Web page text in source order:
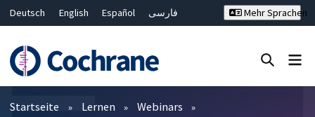
Deutsch English Español
فارسی
Bahasa Malaysia
ไทย
繁體中文
简体中文
Mehr Sprachen
Filter
Startseite Lernen Webinars